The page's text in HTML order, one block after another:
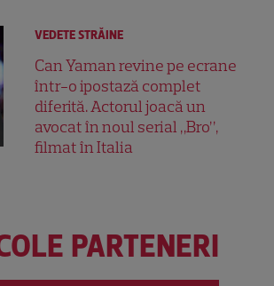
VEDETE STRĂINE
Can Yaman revine pe ecrane
într-o ipostază complet
diferită. Actorul joacă un
avocat în noul serial „Bro”,
filmat în Italia
PARTENERI